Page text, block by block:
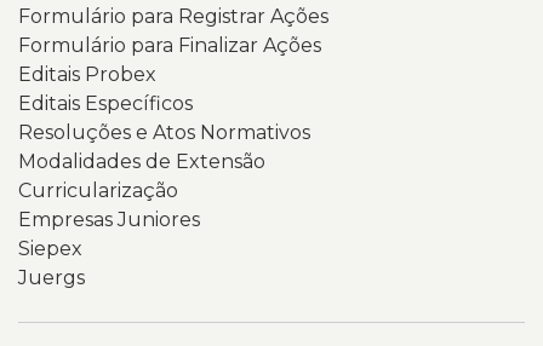
Formulário para Registrar Ações
Formulário para Finalizar Ações
Editais Probex
Editais Específicos
Resoluções e Atos Normativos
Modalidades de Extensão
Curricularização
Empresas Juniores
Siepex
Juergs